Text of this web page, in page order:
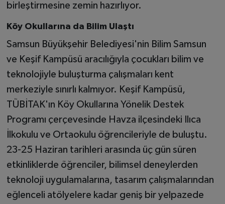
birleştirmesine zemin hazırlıyor.
Köy Okullarına da Bilim Ulaştı
Samsun Büyükşehir Belediyesi'nin Bilim Samsun
ve Keşif Kampüsü aracılığıyla çocukları bilim ve
teknolojiyle buluşturma çalışmaları kent
merkeziyle sınırlı kalmıyor. Keşif Kampüsü,
TÜBİTAK'ın Köy Okullarına Yönelik Destek
Programı çerçevesinde Havza ilçesindeki Ilıca
İlkokulu ve Ortaokulu öğrencileriyle de buluştu.
23-25 Haziran tarihleri arasında üç gün süren
etkinliklerde öğrenciler, bilimsel deneylerden
teknoloji uygulamalarına, tasarım çalışmalarından
eğlenceli atölyelere kadar geniş bir yelpazede